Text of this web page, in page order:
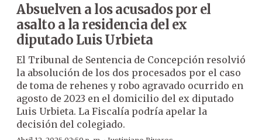
Absuelven a los acusados por el
asalto a la residencia del ex
diputado Luis Urbieta
El Tribunal de Sentencia de Concepción resolvió
la absolución de los dos procesados por el caso
de toma de rehenes y robo agravado ocurrido en
agosto de 2023 en el domicilio del ex diputado
Luis Urbieta. La Fiscalía podría apelar la
decisión del colegiado.